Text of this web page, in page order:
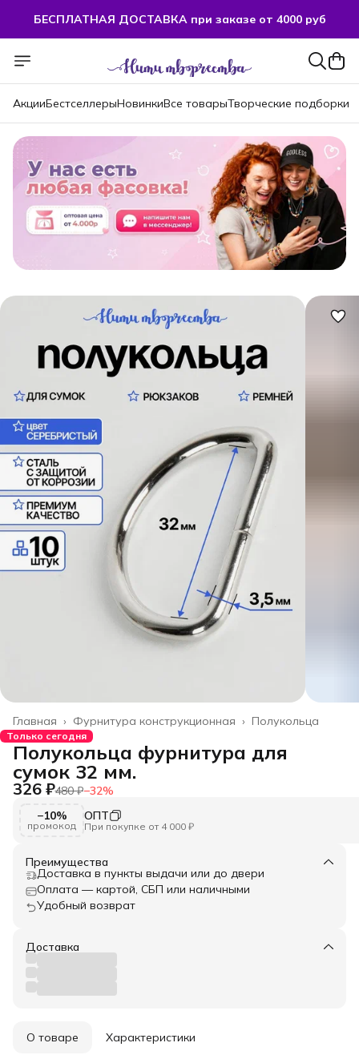
БЕСПЛАТНАЯ ДОСТАВКА при заказе от 4000 руб
БЕСПЛАТНАЯ ДОСТАВКА при заказе от 4000 руб
АкцииБестселлерыНовинкиВсе товарыТворческие подборки
Полукольца
Фурнитура конструкционная ›
Главная ›
Только сегодня
Полукольца фурнитура для
сумок 32 мм.
326 ₽480 ₽−32%
−10%
промокод
ОПТ
При покупке от 4 000 ₽
Преимущества
Доставка в пункты выдачи или до двери
Оплата — картой, СБП или наличными
Удобный возврат
Доставка
О товаре Характеристики